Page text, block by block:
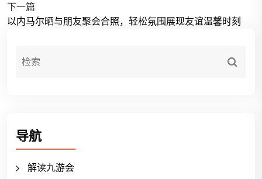
下一篇
以内马尔晒与朋友聚会合照，轻松氛围展现友谊温馨时刻
导航
解读九游会